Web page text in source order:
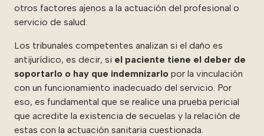
otros factores ajenos a la actuación del profesional o
servicio de salud.
Los tribunales competentes analizan si el daño es
antijurídico, es decir, si el paciente tiene el deber de
soportarlo o hay que indemnizarlo por la vinculación
con un funcionamiento inadecuado del servicio. Por
eso, es fundamental que se realice una prueba pericial
que acredite la existencia de secuelas y la relación de
estas con la actuación sanitaria cuestionada.